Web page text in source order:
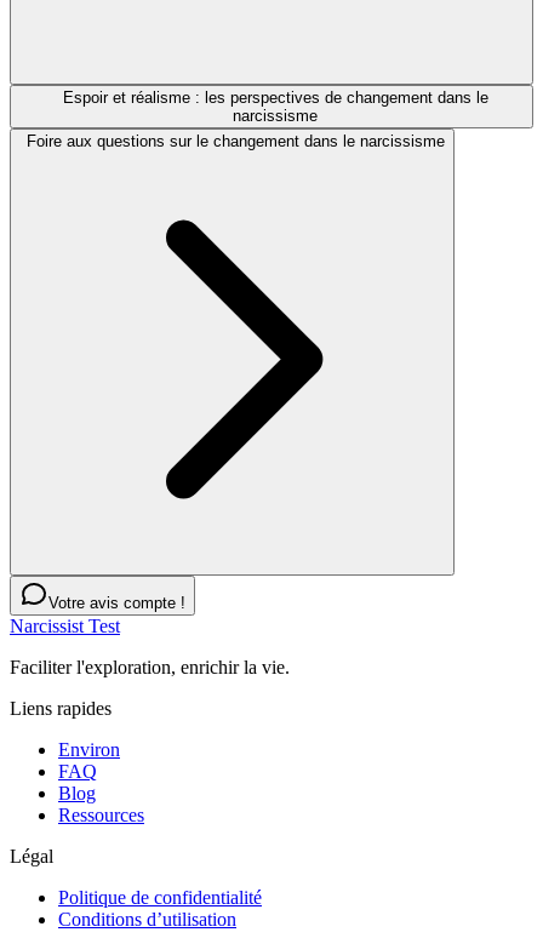
Espoir et réalisme : les perspectives de changement dans le
narcissisme
Foire aux questions sur le changement dans le narcissisme
Votre avis compte !
Narcissist Test
Faciliter l'exploration, enrichir la vie.
Liens rapides
Environ
FAQ
Blog
Ressources
Légal
Politique de confidentialité
Conditions d’utilisation